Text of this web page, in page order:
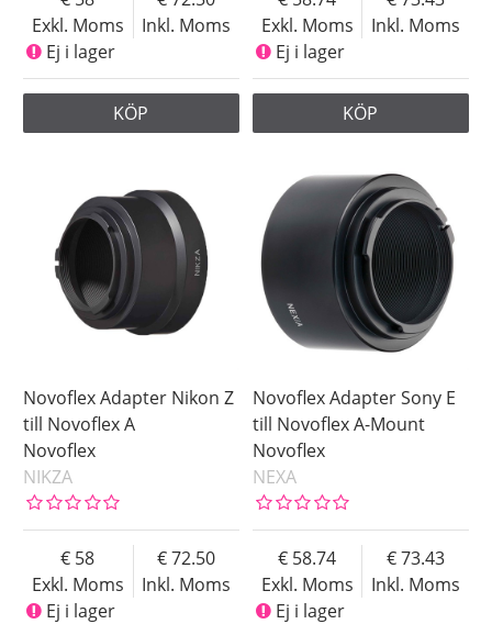
Exkl. Moms
Inkl. Moms
Ej i lager
KÖP
Exkl. Moms
Inkl. Moms
Ej i lager
KÖP
Novoflex Adapter Nikon Z
till Novoflex A
Novoflex
NIKZA
Exkl. Moms
58
Inkl. Moms
72.50
Ej i lager
Novoflex Adapter Sony E
till Novoflex A-Mount
Novoflex
NEXA
Exkl. Moms
58.74
Inkl. Moms
73.43
Ej i lager